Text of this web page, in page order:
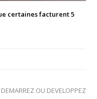
certaines facturent 5
DEMARREZ OU DEVELOPPEZ